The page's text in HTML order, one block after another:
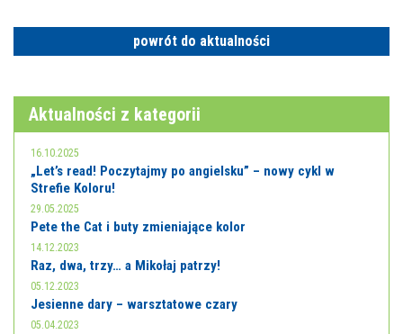
powrót do aktualności
Aktualności z kategorii
16.10.2025
„Let’s read! Poczytajmy po angielsku” – nowy cykl w
Strefie Koloru!
29.05.2025
Pete the Cat i buty zmieniające kolor
14.12.2023
Raz, dwa, trzy… a Mikołaj patrzy!
05.12.2023
Jesienne dary – warsztatowe czary
05.04.2023